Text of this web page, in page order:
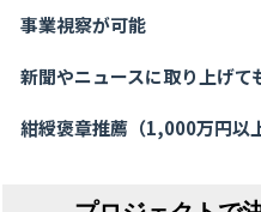
事業視察が可能
新聞やニュースに取り上げて
紺綬褒章推薦（1,000万円以上